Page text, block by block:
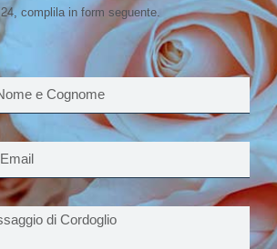
complila in form seguente.